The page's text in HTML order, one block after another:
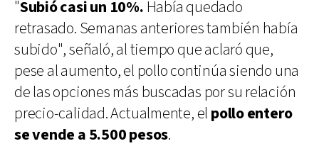
"Subió casi un 10%. Había quedado
retrasado. Semanas anteriores también había
subido", señaló, al tiempo que aclaró que,
pese al aumento, el pollo continúa siendo una
de las opciones más buscadas por su relación
precio-calidad. Actualmente, el pollo entero
se vende a 5.500 pesos.